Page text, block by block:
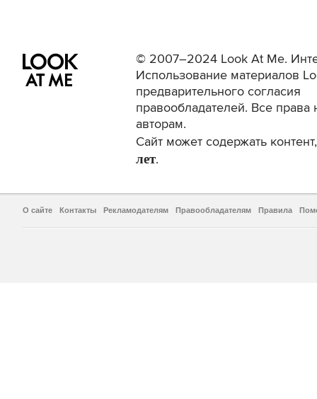
© 2007–2024 Look At Me.
Использование материалов
предварительного согласия
правообладателей. Все права
авторам.
Сайт может содержать
лет.
О сайте Контакты Рекламодателям Правообладателям Правила